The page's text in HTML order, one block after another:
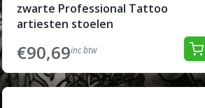
zwarte Professional Tattoo
artiesten stoelen
€90,69inc btw